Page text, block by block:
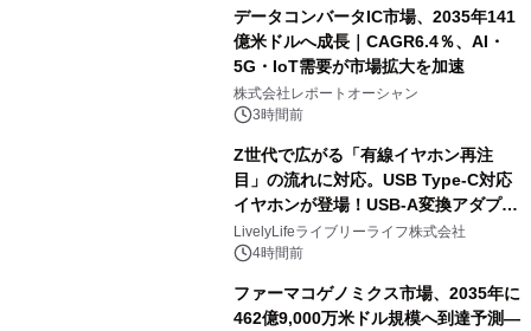
データコンバータIC市場、2035年141
億米ドルへ成長｜CAGR6.4％、AI・
5G・IoT需要が市場拡大を加速
株式会社レポートオーシャン
3時間前
Z世代で広がる「有線イヤホン再注
目」の流れに対応。USB Type-C対応
イヤホンが登場！USB-A変換アダプタ
ー付きでスマホからパソコンまで幅広
く活用可能
LivelyLifeライブリーライフ株式会社
4時間前
ファーマコゲノミクス市場、2035年に
462億9,000万米ドル規模へ到達予測―